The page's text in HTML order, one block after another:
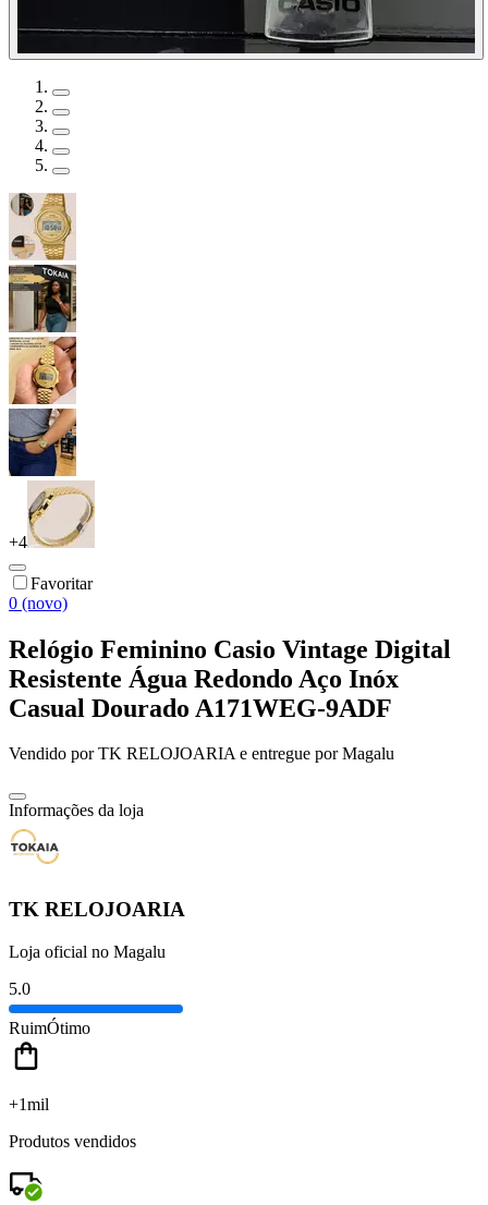
+4
Favoritar
0 (novo)
Relógio Feminino Casio Vintage Digital
Resistente Água Redondo Aço Inóx
Casual Dourado A171WEG-9ADF
Vendido porTK RELOJOARIAe entregue por Magalu
Informações da loja
TK RELOJOARIA
Loja oficial no Magalu
5.0
RuimÓtimo
+1mil
Produtos vendidos